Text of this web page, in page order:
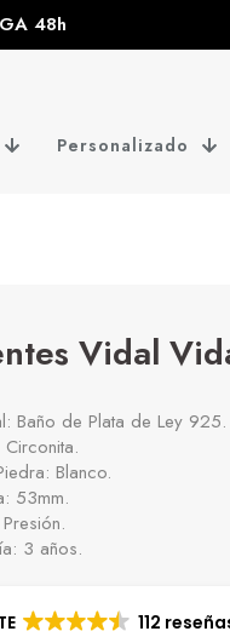
48h
Personalizado
Vidal
Baño de Plata de Ley 925.
Blanco.
53mm.
3 años.
112